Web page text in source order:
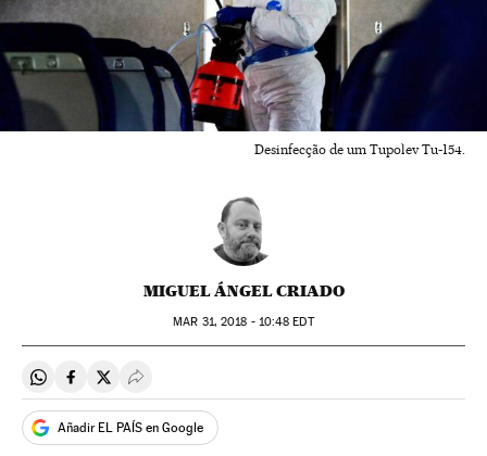
Desinfecção de um Tupolev Tu-154.
MIGUEL ÁNGEL CRIADO
MAR 31, 2018 - 10:48 EDT
Compartir en Whatsapp
Compartir en Facebook
Compartir en Twitter
Desplegar Redes Sociales
Añadir EL PAÍS en Google